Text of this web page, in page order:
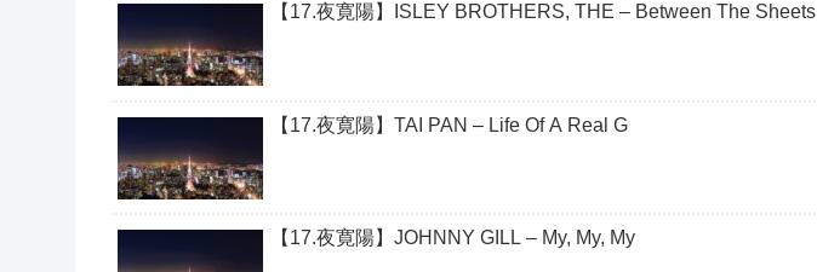
【17.夜寛陽】ISLEY BROTHERS, THE – Between The Sheets
【17.夜寛陽】TAI PAN – Life Of A Real G
【17.夜寛陽】JOHNNY GILL – My, My, My